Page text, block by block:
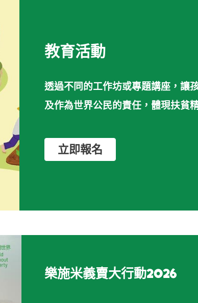
教育活動
透過不同的工作坊或專題講座，讓
及作為世界公民的責任，體現扶貧
立即報名
樂施米義賣大行動2026